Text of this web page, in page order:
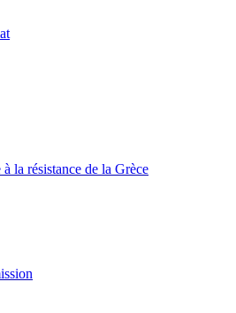
la résistance de la Grèce